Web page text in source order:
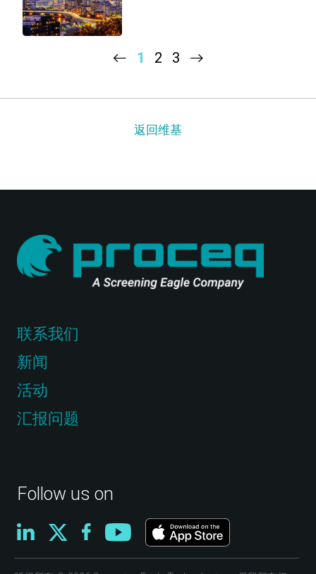
1 2 3
返回维基
Follow us on
联系我们
新闻
活动
汇报问题